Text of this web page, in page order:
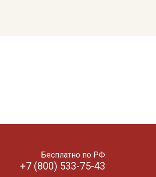
Бесплатно по РФ
+7 (800) 533-75-43